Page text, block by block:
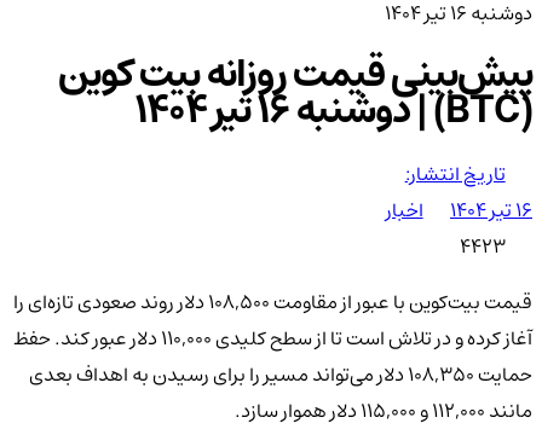
دوشنبه ۱۶ تیر ۱۴۰۴
پیش‌بینی قیمت روزانه بیت کوین
(BTC) | دوشنبه ۱۶ تیر ۱۴۰۴
تاریخ انتشار:
۱۶ تیر ۱۴۰۴
اخبار
4423
قیمت بیت‌کوین با عبور از مقاومت ۱۰۸,۵۰۰ دلار روند صعودی تازه‌ای را
آغاز کرده و در تلاش است تا از سطح کلیدی ۱۱۰,۰۰۰ دلار عبور کند. حفظ
حمایت ۱۰۸,۳۵۰ دلار می‌تواند مسیر را برای رسیدن به اهداف بعدی
مانند ۱۱۲,۰۰۰ و ۱۱۵,۰۰۰ دلار هموار سازد.